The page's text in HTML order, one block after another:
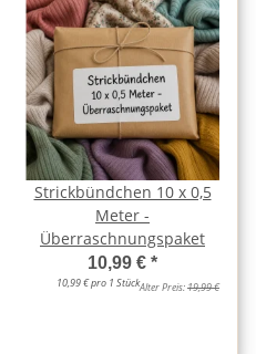
Strickbündchen 10 x 0,5
Meter -
Überraschnungspaket
10,99 € *
10,99 € pro 1 StückAlter Preis:19,99 €